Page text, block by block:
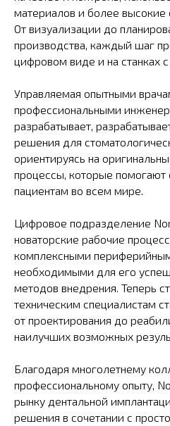
материалов и более высокие
От визуализации до
производства, каждый шаг
цифровом виде и на станках
Управляемая опытными
профессиональными
разрабатывает,
решения для
ориентируясь на
процессы, которые помогают
пациентам во всем мире.
Цифровое подразделение
новаторские рабочие
комплексными
необходимыми для его
методов внедрения. Теперь
техническим специалистам
от проектирования до
наилучших возможных
Благодаря многолетнему
профессиональному опыту,
рынку дентальной
решения в сочетании с